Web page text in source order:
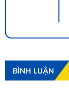
BÌNH LUẬN